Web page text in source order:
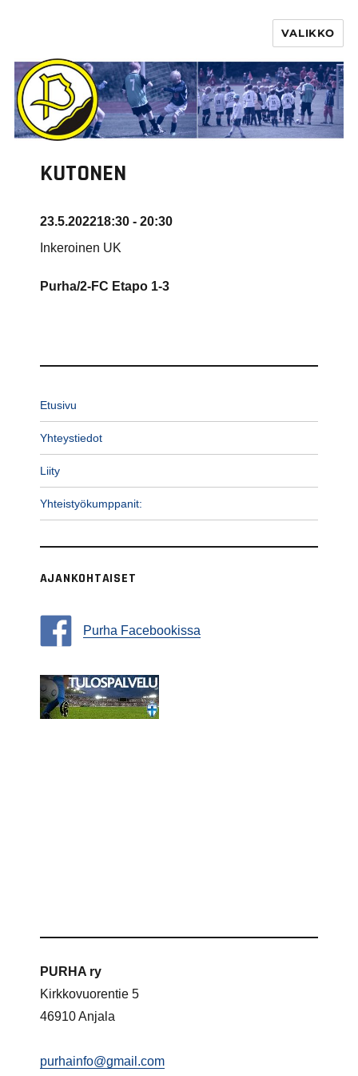
VALIKKO
KUTONEN
23.5.202218:30 - 20:30
Inkeroinen UK
Purha/2-FC Etapo 1-3
Etusivu
Yhteystiedot
Liity
Yhteistyökumppanit:
AJANKOHTAISET
Purha Facebookissa
PURHA ry
Kirkkovuorentie 5
46910 Anjala
purhainfo@gmail.com